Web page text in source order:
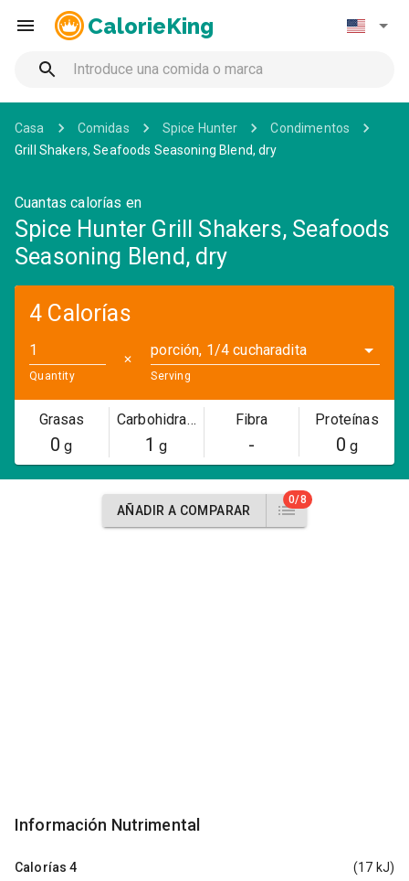
CalorieKing
Casa Comidas Spice Hunter
Condimentos
Grill Shakers, Seafoods Seasoning Blend, dry
Cuantas calorías en
Spice Hunter Grill Shakers, Seafoods
Seasoning Blend, dry
4 Calorías
Quantity
✕
porción, 1/4 cucharadita
Serving
Grasas
0 g
Carbohidratos
1 g
Fibra
-
Proteínas
0 g
AÑADIR A COMPARAR
0/8
Información Nutrimental
Calorías 4 (17 kJ)